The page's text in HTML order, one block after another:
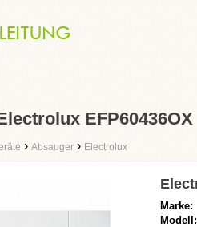
EFP60436OX
› Absauger › Electrolux
Marke:
Modell: